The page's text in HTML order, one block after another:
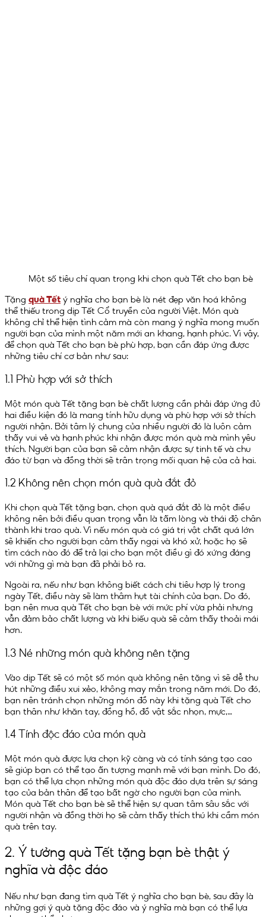
Một số tiêu chí quan trọng khi chọn quà Tết cho bạn bè
Tặng quà Tết ý nghĩa cho bạn bè là nét đẹp văn hoá không
thể thiếu trong dịp Tết Cổ truyền của người Việt. Món quà
không chỉ thể hiện tình cảm mà còn mang ý nghĩa mong muốn
người bạn của mình một năm mới an khang, hạnh phúc. Vì vậy,
để chọn quà Tết cho bạn bè phù hợp, bạn cần đáp ứng được
những tiêu chí cơ bản như sau:
1.1 Phù hợp với sở thích
Một món quà Tết tặng bạn bè chất lượng cần phải đáp ứng đủ
hai điều kiện đó là mang tính hữu dụng và phù hợp với sở thích
người nhận. Bởi tâm lý chung của nhiều người đó là luôn cảm
thấy vui vẻ và hạnh phúc khi nhận được món quà mà mình yêu
thích. Người bạn của bạn sẽ cảm nhận được sự tinh tế và chu
đáo từ bạn và đồng thời sẽ trân trọng mối quan hệ của cả hai.
1.2 Không nên chọn món quà quà đắt đỏ
Khi chọn quà Tết tặng bạn, chọn quà quá đắt đỏ là một điều
không nên bởi điều quan trọng vẫn là tấm lòng và thái độ chân
thành khi trao quà. Vì nếu món quà có giá trị vật chất quá lớn
sẽ khiến cho người bạn cảm thấy ngại và khó xử, hoặc họ sẽ
tìm cách nào đó để trả lại cho bạn một điều gì đó xứng đáng
với những gì mà bạn đã phải bỏ ra.
Ngoài ra, nếu như bạn không biết cách chi tiêu hợp lý trong
ngày Tết, điều này sẽ làm thâm hụt tài chính của bạn. Do đó,
bạn nên mua quà Tết cho bạn bè với mức phí vừa phải nhưng
vẫn đảm bảo chất lượng và khi biếu quà sẽ cảm thấy thoải mái
hơn.
1.3 Né những món quà không nên tặng
Vào dịp Tết sẽ có một số món quà không nên tặng vì sẽ dễ thu
hút những điều xui xẻo, không may mắn trong năm mới. Do đó,
bạn nên tránh chọn những món đồ này khi tặng quà Tết cho
bạn thân như khăn tay, đồng hồ, đồ vật sắc nhọn, mực,…
1.4 Tính độc đáo của món quà
Một món quà được lựa chọn kỹ càng và có tính sáng tạo cao
sẽ giúp bạn có thể tạo ấn tượng mạnh mẽ với bạn mình. Do đó,
bạn có thể lựa chọn những món quà độc đáo dựa trên sự sáng
tạo của bản thân để tạo bất ngờ cho người bạn của mình.
Món quà Tết cho bạn bè sẽ thể hiện sự quan tâm sâu sắc với
người nhận và đồng thời họ sẽ cảm thấy thích thú khi cầm món
quà trên tay.
2. Ý tưởng quà Tết tặng bạn bè thật ý
nghĩa và độc đáo
Nếu như bạn đang tìm quà Tết ý nghĩa cho bạn bè, sau đây là
những gợi ý quà tặng độc đáo và ý nghĩa mà bạn có thể lựa